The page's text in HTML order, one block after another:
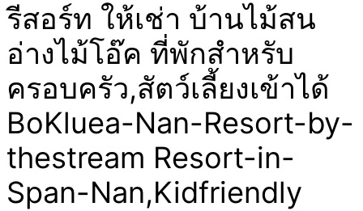
รีสอร์ท ให้เช่า บ้านไม้สน
อ่างไม้โอ๊ค ที่พักสำหรับ
ครอบครัว,สัตว์เลี้ยงเข้าได้
BoKluea-Nan-Resort-by-
thestream Resort-in-
Span-Nan,Kidfriendly